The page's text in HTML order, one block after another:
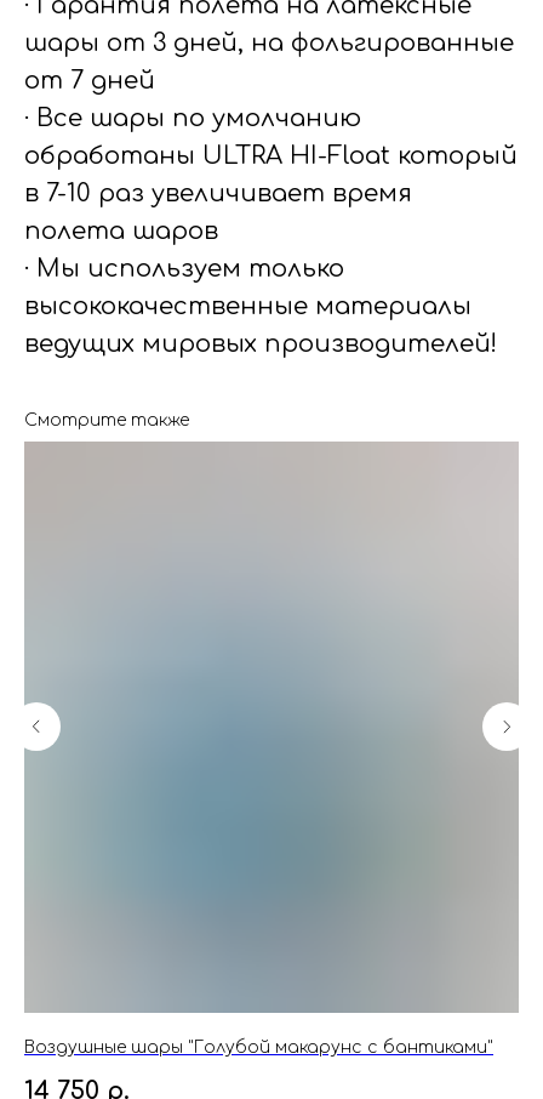
шары от 3 дней, на фольгированные
от 7 дней
· Все шары по умолчанию
обработаны ULTRA HI-Float который
в 7-10 раз увеличивает время
полета шаров
· Мы используем только
высококачественные материалы
ведущих мировых производителей!
Смотрите также
Воздушные шары "Голубой макарунс с бантиками"
14 750 р.